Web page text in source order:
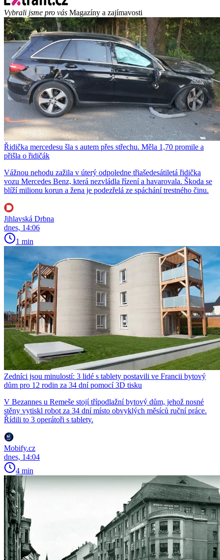
Vybrali jsme pro vás Magazíny a zajímavosti
Řidička mercedesu šla s autem přes střechu. Měla 1,70 promile a
přišla o řidičák
Vážnou nehodu zažila v úterý odpoledne třiašedesátiletá řidička
vozu Mercedes Benz, která nezvládla řízení a havarovala. Škoda se
blíží milionu korun a žena je podezřelá ze spáchání trestného činu.
Jihlavská Drbna
dnes, 14:06
1 min
Zedníci jsou minulostí: 3 lidé s tablety postavili ve Francii bytový
dům pro 12 rodin za 34 dní pomocí 3D tisku
V Bezannes u Remeše stojí třípodlažní bytový dům, jehož nosné
stěny vytiskl robot za 34 dní místo obvyklých měsíců ruční práce.
Řídili to 3 operátoři s tablety.
Mobify.cz
dnes, 14:04
4 min